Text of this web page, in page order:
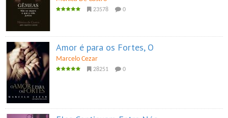
23578 0
Amor é para os Fortes, O
Marcelo Cezar
28251 0